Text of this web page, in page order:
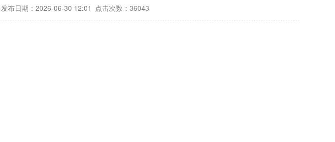
发布日期：2026-06-30 12:01 点击次数：36043